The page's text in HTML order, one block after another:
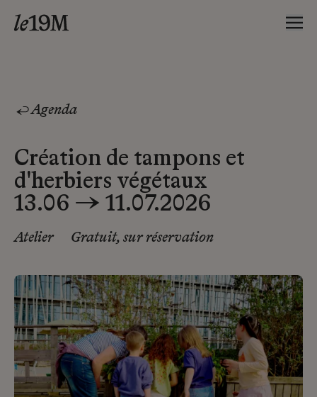
Agenda
Création de tampons et
d'herbiers végétaux
13.06 → 11.07.2026
Atelier Gratuit, sur réservation